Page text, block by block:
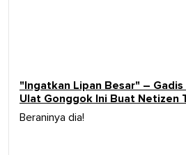
"Ingatkan Lipan Besar" –
Ulat Gonggok Ini Buat Netizen
Beraninya dia!